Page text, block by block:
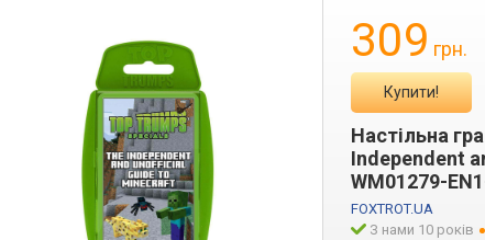
309 грн.
Купити!
Настільна
Independent
WM01279-
FOXTROT.UA
З нами 10 років